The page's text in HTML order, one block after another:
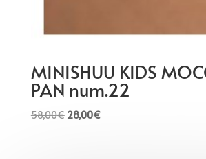
MINISHUU KIDS
PAN num.22
58,00€ El
28,00€El